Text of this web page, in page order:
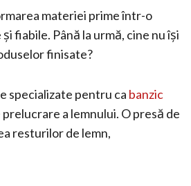
materiei prime într-o
fiabile. Până la urmă, cine nu își
finisate?
specializate pentru ca banzic
a lemnului. O presă de
resturilor de lemn,